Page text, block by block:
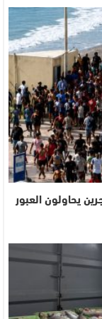
يحاولون العبور